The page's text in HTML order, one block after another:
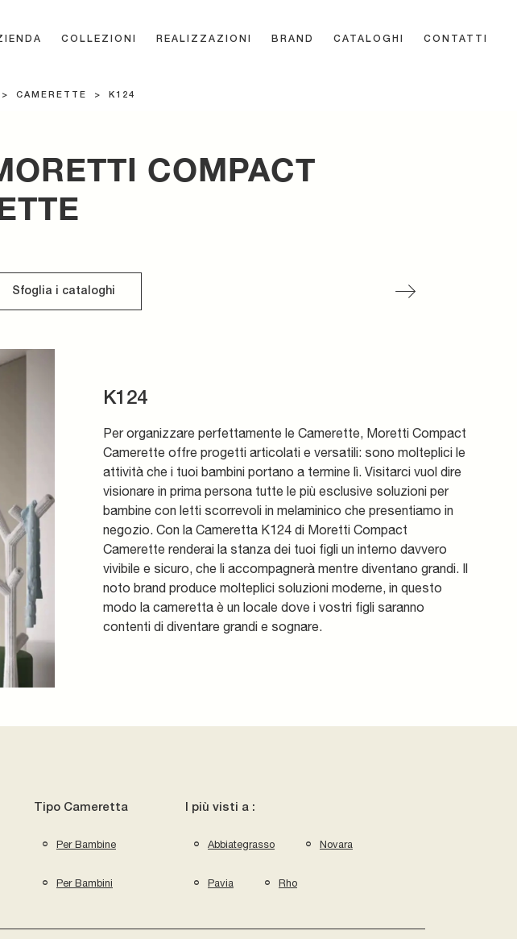
COLLEZIONI REALIZZAZIONI BRAND CATALOGHI CONTATTI
> CAMERETTE > K124
COMPACT
Sfoglia i cataloghi
K124
Per organizzare perfettamente le Camerette, Moretti Compact
Camerette offre progetti articolati e versatili: sono molteplici le
attività che i tuoi bambini portano a termine lì. Visitarci vuol dire
visionare in prima persona tutte le più esclusive soluzioni per
bambine con letti scorrevoli in melaminico che presentiamo in
negozio. Con la Cameretta K124 di Moretti Compact
Camerette renderai la stanza dei tuoi figli un interno davvero
vivibile e sicuro, che li accompagnerà mentre diventano grandi. Il
noto brand produce molteplici soluzioni moderne, in questo
modo la cameretta è un locale dove i vostri figli saranno
contenti di diventare grandi e sognare.
Tipo Cameretta
Per Bambine
Per Bambini
I più visti a :
Abbiategrasso Novara
Pavia Rho